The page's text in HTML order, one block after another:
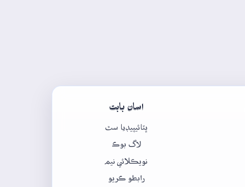
اسان بابت
ڀٽائيپيڊيا سٿ
لاگ بوڪ
نويڪلائي نيم
رابطو ڪريو